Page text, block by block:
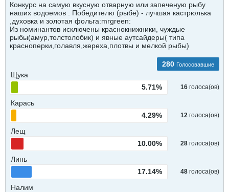
Конкурс на самую вкусную отварную или запеченую рыбу
наших водоемов . Победителю (рыбе) - лучшая кастрюлька
,духовка и золотая фольга:mrgreen:
Из номинантов исключены краснокнижники, чуждые
рыбы(амур,толстолобик) и явные аутсайдеры( типа
красноперки,голавля,жереха,плотвы и мелкой рыбы)
280 Голосовавшие
Щука
5.71%
16 голоса(ов)
Карась
4.29%
12 голоса(ов)
Лещ
10.00%
28 голоса(ов)
Линь
17.14%
48 голоса(ов)
Налим